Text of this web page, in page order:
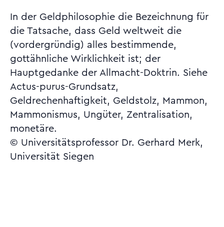
In der Geldphilosophie die Bezeichnung für
die Tatsache, dass Geld weltweit die
(vordergründig) alles bestimmende,
gottähnliche Wirklichkeit ist; der
Hauptgedanke der Allmacht-Doktrin. Siehe
Actus-purus-Grundsatz,
Geldrechenhaftigkeit, Geldstolz, Mammon,
Mammonismus, Ungüter, Zentralisation,
monetäre.
© Universitätsprofessor Dr. Gerhard Merk,
Universität Siegen